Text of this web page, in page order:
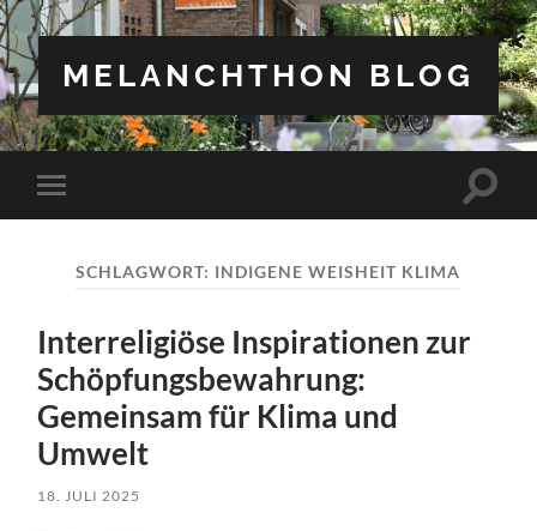
MELANCHTHON BLOG
Mobile-
Menü
SCHLAGWORT: INDIGENE WEISHEIT KLIMA
Interreligiöse Inspirationen zur
Schöpfungsbewahrung:
Gemeinsam für Klima und
Umwelt
18. JULI 2025